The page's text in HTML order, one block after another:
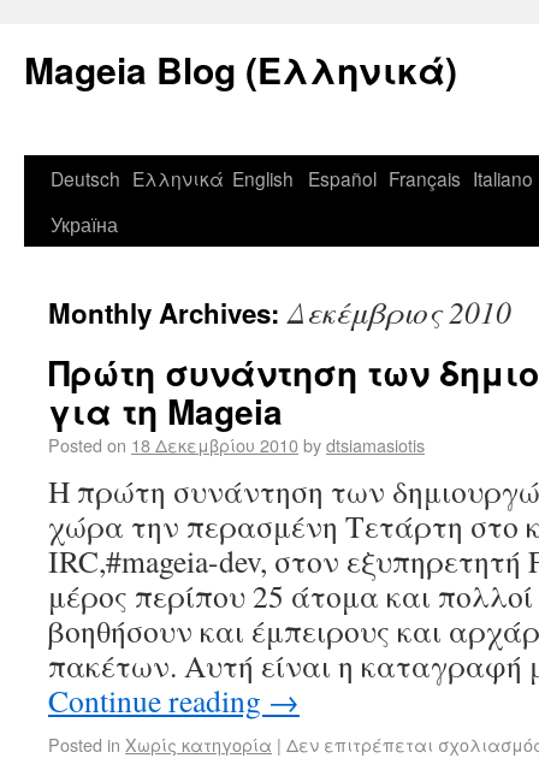
Mageia Blog (Ελληνικά)
Deutsch Ελληνικά English Español Français Italiano
Україна
Monthly Archives: Δεκέμβριος 2010
Πρώτη συνάντηση των
για τη Mageia
Posted on 18 Δεκεμβρίου 2010bydtsiamasiotis
Η πρώτη συνάντηση των
χώρα την περασμένη Τετάρτη στο
IRC,#mageia-dev, στον εξυπηρετητή
μέρος περίπου 25 άτομα και
βοηθήσουν και έμπειρους και
πακέτων. Αυτή είναι η καταγραφή
Continue reading →
Posted in Χωρίς κατηγορία | Δεν επιτρέπεται